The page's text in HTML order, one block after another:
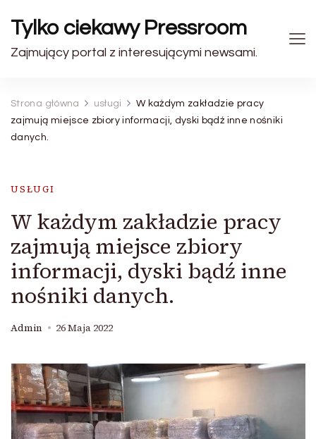
Tylko ciekawy Pressroom
Zajmujący portal z interesującymi newsami.
Strona główna usługi
W każdym zakładzie pracy
zajmują miejsce zbiory informacji, dyski bądź inne nośniki
danych.
USŁUGI
W każdym zakładzie pracy
zajmują miejsce zbiory
informacji, dyski bądź inne
nośniki danych.
Admin 26 Maja 2022